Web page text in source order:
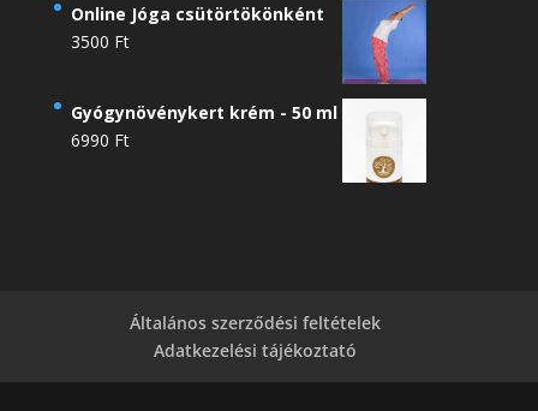
Online Jóga csütörtökönként
3500 Ft
Gyógynövénykert krém - 50 ml
6990 Ft
Általános szerződési feltételek
Adatkezelési tájékoztató